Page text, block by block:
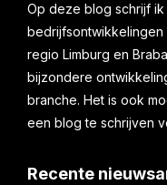
Op deze blog schrijf
regio Limburg en
bijzondere
branche. Het is ook
een blog te schrijven
Recente